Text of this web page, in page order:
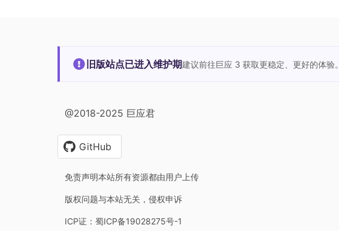
旧版站点已进入维护期建议前往巨应 3 获取更稳定、更好的体验。
@2018-2025 巨应君
GitHub
免责声明本站所有资源都由用户上传
版权问题与本站无关，侵权申诉
ICP证：蜀ICP备19028275号-1